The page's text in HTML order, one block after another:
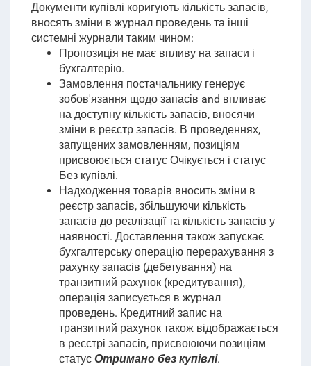
Документи купівлі коригують кількість запасів,
вносять зміни в журнал проведень та інші
системні журнали таким чином:
Пропозиція не має впливу на запаси і
бухгалтерію.
Замовлення постачальнику генерує
зобов'язання щодо запасів and впливає
на доступну кількість запасів, вносячи
зміни в реєстр запасів. В проведеннях,
запущених замовленням, позиціям
присвоюється статус Очікується і статус
Без купівлі.
Надходження товарів вносить зміни в
реєстр запасів, збільшуючи кількість
запасів до реалізації та кількість запасів у
наявності. Доставлення також запускає
бухгалтерську операцію перерахування з
рахунку запасів (дебетування) на
транзитний рахунок (кредитування),
операція записується в журнал
проведень. Кредитний запис на
транзитний рахунок також відображається
в реєстрі запасів, присвоюючи позиціям
статус Отримано без купівлі.